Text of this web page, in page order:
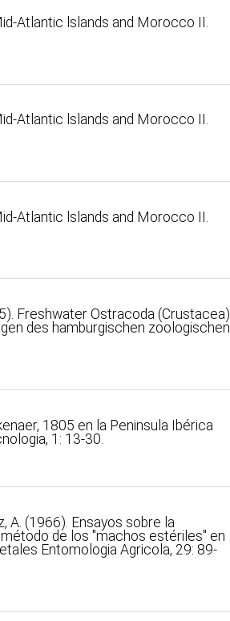
Atlantic lslands and Morocco II.
Atlantic lslands and Morocco II.
Atlantic lslands and Morocco II.
Freshwater Ostracoda (Crustacea)
des hamburgischen zoologischen
1805 en la Peninsula Ibérica
1: 13-30.
A. (1966). Ensayos sobre la
de los "machos estériles" en
Entomologia Agricola, 29: 89-